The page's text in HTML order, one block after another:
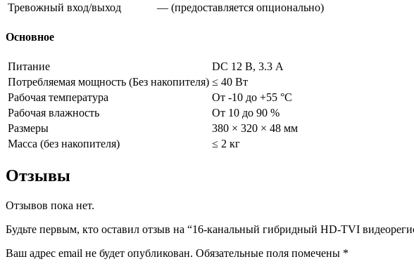
Тревожный вход/выход
— (предоставляется опционально)
Основное
Питание
DC 12 В, 3.3 A
Потребляемая мощность (Без накопителя) ≤ 40 Вт
Рабочая температура
От -10 до +55 °C
Рабочая влажность
От 10 до 90 %
Размеры
380 × 320 × 48 мм
Масса (без накопителя)
≤ 2 кг
Отзывы
Отзывов пока нет.
Будьте первым, кто оставил отзыв на “16-канальный гибридный HD-TVI
Ваш адрес email не будет опубликован. Обязательные поля помечены *